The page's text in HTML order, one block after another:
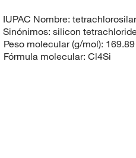
IUPAC Nombre:
Sinónimos:silicon
Peso molecular (g/mol): 169.89
Fórmula molecular: Cl4Si